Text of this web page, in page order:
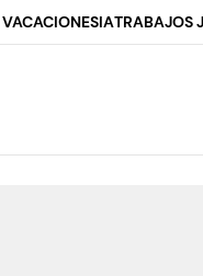
IATRABAJOS